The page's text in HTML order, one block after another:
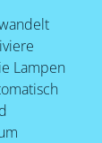
Lampen